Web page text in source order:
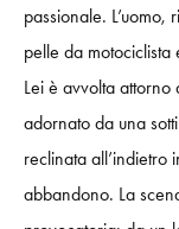
passionale.
pelle da
Lei è avvolta attorno
adornato da una
reclinata all’indietro
abbandono. La